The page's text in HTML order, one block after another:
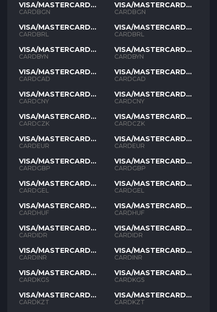
VISA/MASTERCARD
BGN
CARDBGN
VISA/MASTERCARD
BRL
CARDBRL
VISA/MASTERCARD
BYN
CARDBYN
VISA/MASTERCARD
CAD
CARDCAD
VISA/MASTERCARD
CNY
CARDCNY
VISA/MASTERCARD
CZK
CARDCZK
VISA/MASTERCARD
EUR
CARDEUR
VISA/MASTERCARD
GBP
CARDGBP
VISA/MASTERCARD
GEL
CARDGEL
VISA/MASTERCARD
HUF
CARDHUF
VISA/MASTERCARD
IDR
CARDIDR
VISA/MASTERCARD
INR
CARDINR
VISA/MASTERCARD
KGS
CARDKGS
VISA/MASTERCARD
KZT
CARDKZT
VISA/MASTERCARD
BGN
CARDBGN
VISA/MASTERCARD
BRL
CARDBRL
VISA/MASTERCARD
BYN
CARDBYN
VISA/MASTERCARD
CAD
CARDCAD
VISA/MASTERCARD
CNY
CARDCNY
VISA/MASTERCARD
CZK
CARDCZK
VISA/MASTERCARD
EUR
CARDEUR
VISA/MASTERCARD
GBP
CARDGBP
VISA/MASTERCARD
GEL
CARDGEL
VISA/MASTERCARD
HUF
CARDHUF
VISA/MASTERCARD
IDR
CARDIDR
VISA/MASTERCARD
INR
CARDINR
VISA/MASTERCARD
KGS
CARDKGS
VISA/MASTERCARD
KZT
CARDKZT